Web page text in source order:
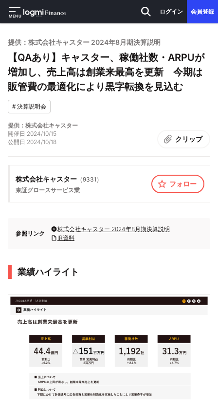
MENU
ログイン 会員登録
提供：株式会社キャスター 2024年8月期決算説明
【QAあり】キャスター、稼働社数・ARPUが
増加し、売上高は創業来最高を更新 今期は
販管費の最適化により黒字転換を見込む
#決算説明会
提供：株式会社キャスター
開催日 2024/10/15
公開日 2024/10/18 クリップ
株式会社キャスター （ 9331 ）
東証グロースサービス業
フォロー
参照リンク
株式会社キャスター 2024年8月期決算説明
IR資料
業績ハイライト